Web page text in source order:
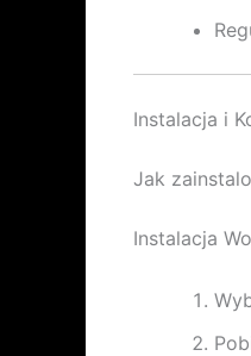
Instalacja i
Jak
Instalacja